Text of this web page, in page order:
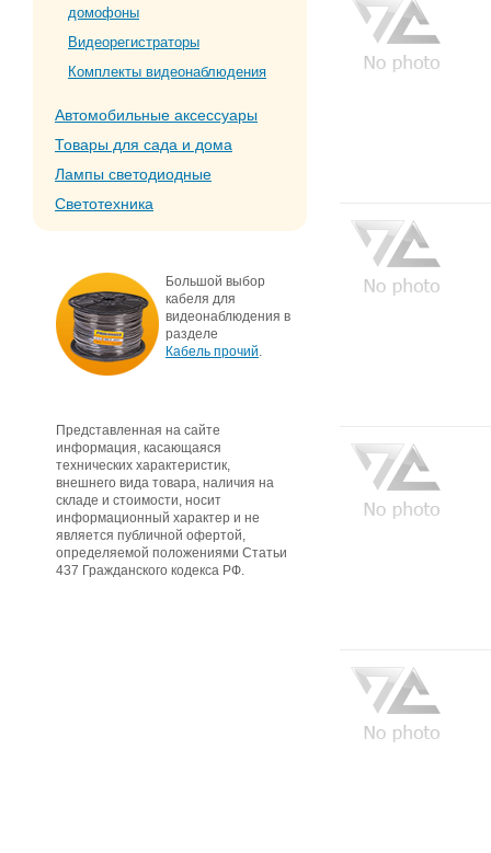
домофоны
Видеорегистраторы
Комплекты видеонаблюдения
Автомобильные аксессуары
Товары для сада и дома
Лампы светодиодные
Светотехника
Большой выбор
кабеля для
видеонаблюдения в
разделе
Кабель прочий.
Представленная на сайте
информация, касающаяся
технических характеристик,
внешнего вида товара, наличия на
складе и стоимости, носит
информационный характер и не
является публичной офертой,
определяемой положениями Статьи
437 Гражданского кодекса РФ.